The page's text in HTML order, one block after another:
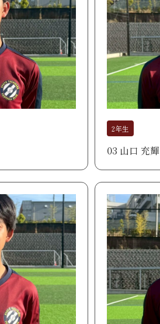
2年生
03 山口 充輝